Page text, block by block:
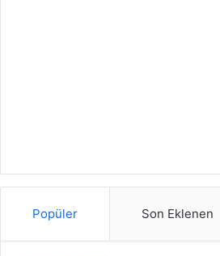
Popüler Son Eklenen